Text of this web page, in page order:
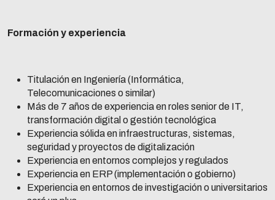
Formación y experiencia
Titulación en Ingeniería (Informática,
Telecomunicaciones o similar)
Más de 7 años de experiencia en roles senior de IT,
transformación digital o gestión tecnológica
Experiencia sólida en infraestructuras, sistemas,
seguridad y proyectos de digitalización
Experiencia en entornos complejos y regulados
Experiencia en ERP (implementación o gobierno)
Experiencia en entornos de investigación o universitarios